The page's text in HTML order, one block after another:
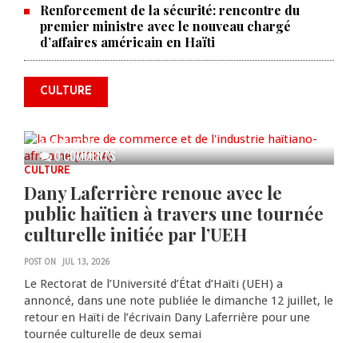
Renforcement de la sécurité: rencontre du
premier ministre avec le nouveau chargé
d’affaires américain en Haïti
CULTURE
0 COMMENTS
La Chambre de commerce et de
l'industrie haïtiano-africaine
annonce des activités pour
commémorer le 235e
anniversaire de la cérémonie du
AUG 05, 2026
CULTURE
Dany Laferrière renoue avec le
public haïtien à travers une tournée
culturelle initiée par l’UEH
POST ON JUL 13, 2026
Le Rectorat de l’Université d’État d’Haïti (UEH) a
annoncé, dans une note publiée le dimanche 12 juillet, le
retour en Haïti de l’écrivain Dany Laferrière pour une
tournée culturelle de deux semai